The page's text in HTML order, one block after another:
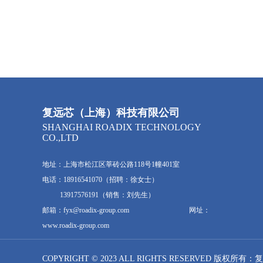
复远芯（上海）科技有限公司
SHANGHAI ROADIX TECHNOLOGY
CO.,LTD
地址：上海市松江区莘砖公路118号1幢401室
电话：18916541070（招聘：徐女士）
13917576191（销售：刘先生）
邮箱：fyx@roadix-group.com 网址：
www.roadix-group.com
COPYRIGHT © 2023 ALL RIGHTS RESERVED 版权所有：